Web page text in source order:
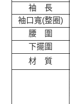
袖 長
袖口寬(整圈)
腰 圍
下擺圍
材 質